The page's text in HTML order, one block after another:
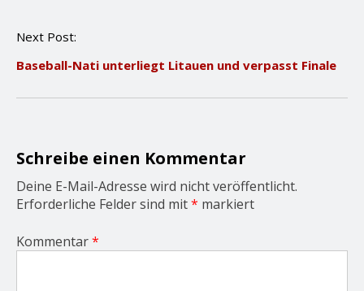
a
i
o
Next Post:
Baseball-Nati unterliegt Litauen und verpasst Finale
Schreibe einen Kommentar
Deine E-Mail-Adresse wird nicht veröffentlicht.
Erforderliche Felder sind mit* markiert
Kommentar*